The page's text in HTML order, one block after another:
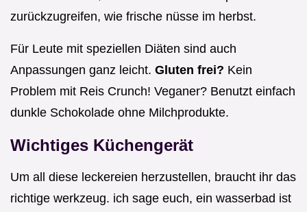
zurückzugreifen, wie frische nüsse im herbst.
Für Leute mit speziellen Diäten sind auch
Anpassungen ganz leicht. Gluten frei? Kein
Problem mit Reis Crunch! Veganer? Benutzt einfach
dunkle Schokolade ohne Milchprodukte.
Wichtiges Küchengerät
Um all diese leckereien herzustellen, braucht ihr das
richtige werkzeug. ich sage euch, ein wasserbad ist